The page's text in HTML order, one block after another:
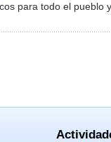
para todo el pueblo